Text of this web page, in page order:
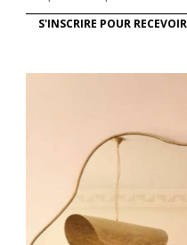
S'INSCRIRE POUR